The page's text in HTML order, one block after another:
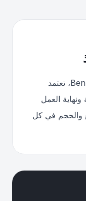
بالنسبة إلى Ben Arous · borj cedria، تعتمد
العمل
والحجم في كل